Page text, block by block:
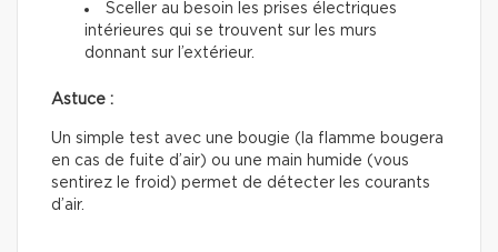
Sceller au besoin les prises électriques
intérieures qui se trouvent sur les murs
donnant sur l’extérieur.
Astuce :
Un simple test avec une bougie (la flamme bougera
en cas de fuite d’air) ou une main humide (vous
sentirez le froid) permet de détecter les courants
d’air.